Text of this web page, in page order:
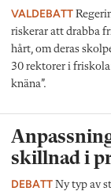
VALDEBATT
riskerar att drabba
hårt, om deras
30 rektorer i
knäna”.
skillnad i
DEBATT Ny typ av